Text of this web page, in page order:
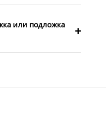
или подложка